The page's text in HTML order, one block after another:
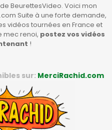
BeurettesVideo. Voici mon
Suite à une forte demande,
vidéos tournées en France et
mec renoi, postez vos vidéos
!
sur: MerciRachid.com